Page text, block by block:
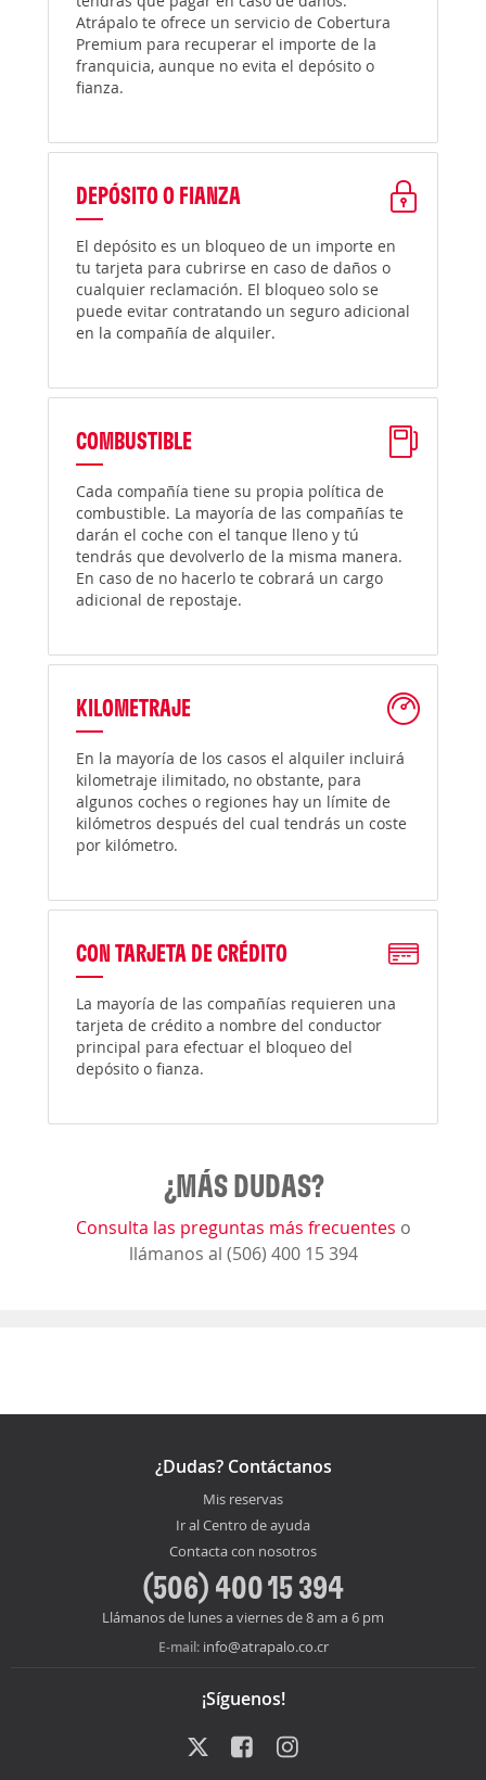
Atrápalo te ofrece un servicio de Cobertura
Premium para recuperar el importe de la
franquicia, aunque no evita el depósito o
fianza.
DEPÓSITO O FIANZA
El depósito es un bloqueo de un importe en
tu tarjeta para cubrirse en caso de daños o
cualquier reclamación. El bloqueo solo se
puede evitar contratando un seguro adicional
en la compañía de alquiler.
COMBUSTIBLE
Cada compañía tiene su propia política de
combustible. La mayoría de las compañías te
darán el coche con el tanque lleno y tú
tendrás que devolverlo de la misma manera.
En caso de no hacerlo te cobrará un cargo
adicional de repostaje.
KILOMETRAJE
En la mayoría de los casos el alquiler incluirá
kilometraje ilimitado, no obstante, para
algunos coches o regiones hay un límite de
kilómetros después del cual tendrás un coste
por kilómetro.
CON TARJETA DE CRÉDITO
La mayoría de las compañías requieren una
tarjeta de crédito a nombre del conductor
principal para efectuar el bloqueo del
depósito o fianza.
¿MÁS DUDAS?
Consulta las preguntas más frecuentes o
llámanos al (506) 400 15 394
¿Dudas? Contáctanos
Mis reservas
Ir al Centro de ayuda
Contacta con nosotros
(506) 400 15 394
Llámanos de lunes a viernes de 8 am a 6 pm
E-mail: info@atrapalo.co.cr
¡Síguenos!